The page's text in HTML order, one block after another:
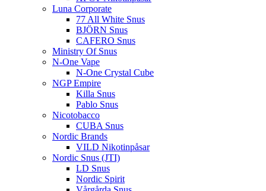
Luna Corporate
77 All White Snus
BJÖRN Snus
CAFERO Snus
Ministry Of Snus
N-One Vape
N-One Crystal Cube
NGP Empire
Killa Snus
Pablo Snus
Nicotobacco
CUBA Snus
Nordic Brands
VILD Nikotinpåsar
Nordic Snus (JTI)
LD Snus
Nordic Spirit